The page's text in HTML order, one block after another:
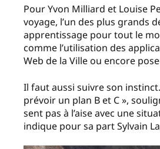
Pour Yvon Milliard et Louise
voyage, l’un des plus grands
apprentissage pour tout le
comme l’utilisation des
Web de la Ville ou encore
Il faut aussi suivre son
prévoir un plan B et C »,
sent pas à l’aise avec une
indique pour sa part Sylvain